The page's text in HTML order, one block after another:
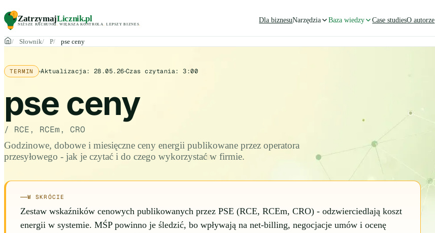
ZatrzymajLicznik.pl
NIŻSZE RACHUNKI WIĘKSZA KONTROLA LEPSZY BIZNES
Dla biznesuNarzędzia Baza wiedzy Case studiesO autorze
Słownik P pse ceny
TERMIN Aktualizacja:28.05.26 Czas czytania:3:00
pse ceny
/ RCE, RCEm, CRO
Godzinowe, dobowe i miesięczne ceny energii publikowane przez operatora
przesyłowego - jak je czytać i do czego wykorzystać w firmie.
W SKRÓCIE
Zestaw wskaźników cenowych publikowanych przez PSE (RCE, RCEm, CRO) - odzwierciedlają koszt
energii w systemie. MŚP powinno je śledzić, bo wpływają na net-billing, negocjacje umów i ocenę